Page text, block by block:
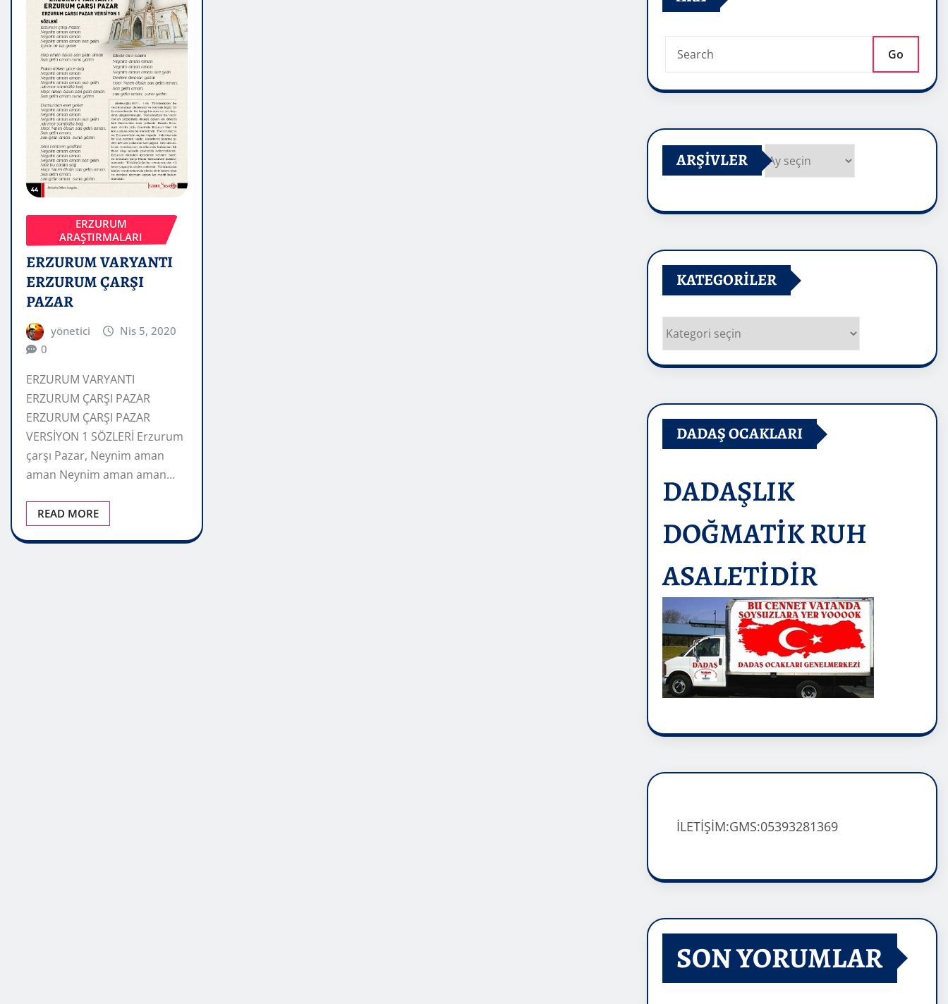
ERZURUM
ARAŞTIRMALARI
ERZURUM VARYANTI
ERZURUM ÇARŞI
PAZAR
yönetici
Nis 5, 2020
0
ERZURUM VARYANTI
ERZURUM ÇARŞI PAZAR
ERZURUM ÇARŞI PAZAR
VERSİYON 1 SÖZLERİ Erzurum
çarşı Pazar, Neynim aman
aman Neynim aman aman…
READ MORE
Go
ARŞIVLER
KATEGORILER
Kategoriler
DADAŞ OCAKLARI
DADAŞLIK
DOĞMATİK RUH
ASALETİDİR
İLETİŞİM:GMS:05393281369
SON YORUMLAR